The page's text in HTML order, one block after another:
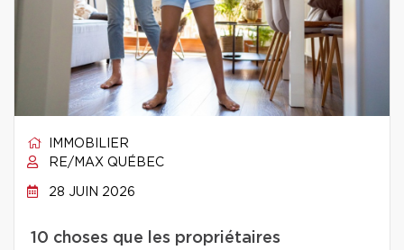
IMMOBILIER
RE/MAX QUÉBEC
28 JUIN 2026
10 choses que les propriétaires